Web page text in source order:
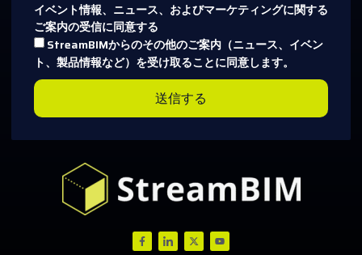
イベント情報、ニュース、およびマーケティングに関する
ご案内の受信に同意する
StreamBIMからのその他のご案内（ニュース、イベン
ト、製品情報など）を受け取ることに同意します。
送信する